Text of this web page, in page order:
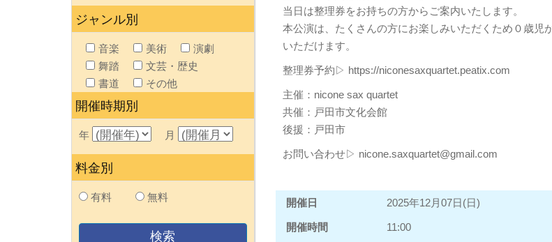
当日は整理券をお持ちの方からご案内いたします。
本公演は、たくさんの方にお楽しみいただくため０歳児
いただけます。
整理券予約▷ https://niconesaxquartet.peatix.com
主催：nicone sax quartet
共催：戸田市文化会館
後援：戸田市
お問い合わせ▷ nicone.saxquartet@gmail.com
開催日 2025年12月07日(日)
開催時間 11:00
ジャンル別
音楽 美術
演劇
舞踏
文芸・歴史
書道
その他
開催時期別
年 月
料金別
有料 無料